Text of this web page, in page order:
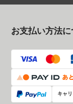
お支払い方法に
キャ